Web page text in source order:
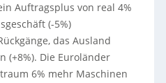
Auftragsplus von real 4%
(-5%)
das Ausland
(+8%). Die Euroländer
6% mehr Maschinen